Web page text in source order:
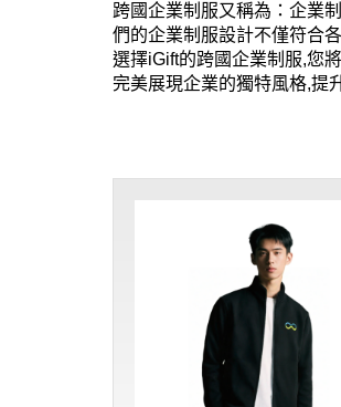
跨國企業制服又稱為：企業
們的企業制服設計不僅符合
選擇iGift的跨國企業制服,您
完美展現企業的獨特風格,提